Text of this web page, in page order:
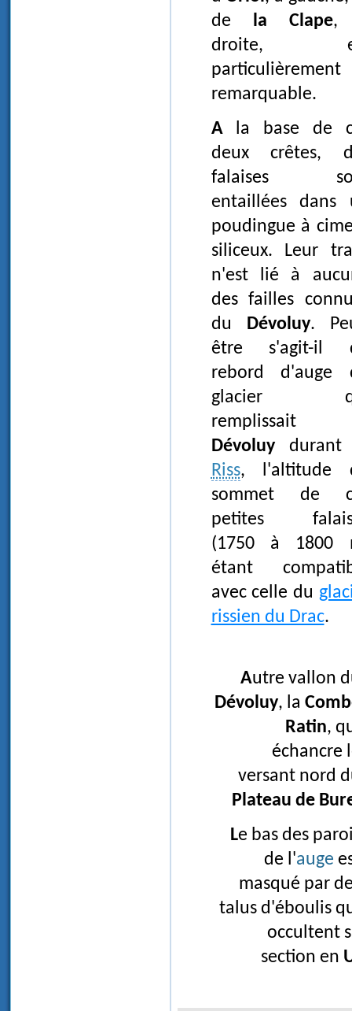
de
la Clape,
droite,
particulièrement
remarquable.
A la base de ces
deux crêtes,
falaises
entaillées dans
poudingue à
siliceux. Leur
n'est lié à
des failles
du
Dévoluy.
être s'agit-il
rebord d'auge
glacier
remplissait
Dévoluydurant
Riss, l'altitude
sommet de
petites
(1750 à 1800
étant
avec celle du
rissien du Drac.
Autre vallon
Dévoluy, la
Ratin,
échancre
versant nord
Plateau de
Le bas des parois
de l'auge
masqué par
talus d'éboulis
occultent
section en